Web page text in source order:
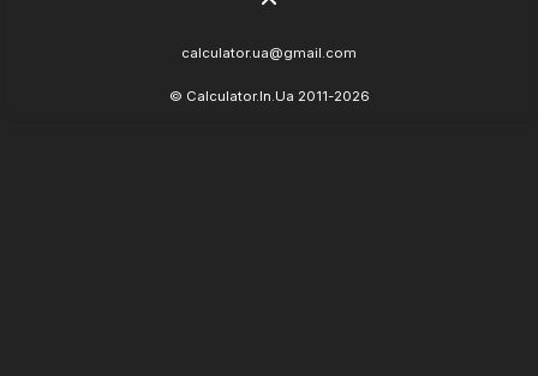
calculator.ua@gmail.com
© Calculator.In.Ua 2011-2026